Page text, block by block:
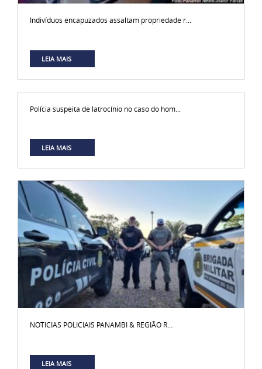
Indivíduos encapuzados assaltam propriedade r...
LEIA MAIS
Polícia suspeita de latrocínio no caso do hom...
LEIA MAIS
NOTICIAS POLICIAIS PANAMBI & REGIÃO R...
LEIA MAIS